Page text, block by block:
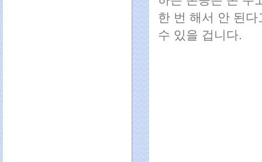
한 번 해서 안 된
수 있을 겁니다.